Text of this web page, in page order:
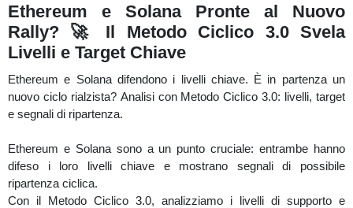
Ethereum e Solana Pronte al Nuovo
Rally? 🚀 Il Metodo Ciclico 3.0 Svela
Livelli e Target Chiave
Ethereum e Solana difendono i livelli chiave. È in partenza un
nuovo ciclo rialzista? Analisi con Metodo Ciclico 3.0: livelli, target
e segnali di ripartenza.
Ethereum e Solana sono a un punto cruciale: entrambe hanno
difeso i loro livelli chiave e mostrano segnali di possibile
ripartenza ciclica.
Con il Metodo Ciclico 3.0, analizziamo i livelli di supporto e